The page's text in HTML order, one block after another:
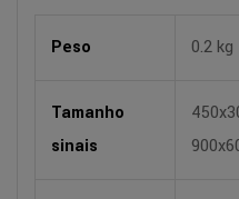
Peso 0.2 kg
Tamanho
sinais